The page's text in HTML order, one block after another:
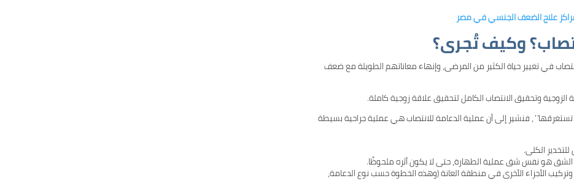
علاج الضعف الجنسي في مصر
وكيف تُجرى؟
في تغيير حياة الكثير من المرضى، وإنهاء معاناتهم الطويلة مع ضعف
وتحقيق الانتصاب الكامل لتحقيق علاقة زوجية كاملة.
، فنشير إلى أن عملية الدعامة للانتصاب هي عملية جراحية بسيطة
الكلى.
هو نفس شق عملية الطهارة، حتى لا يكون أثره ملحوظًا.
الأجزاء الأخرى في منطقة العانة (وهذه الخطوة حسب نوع الدعامة،